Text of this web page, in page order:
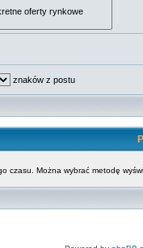
znaków z postu
czasu. Można wybrać metodę